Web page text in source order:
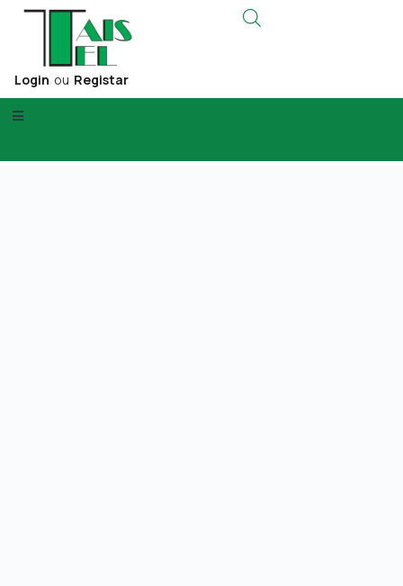
Login ou Registar